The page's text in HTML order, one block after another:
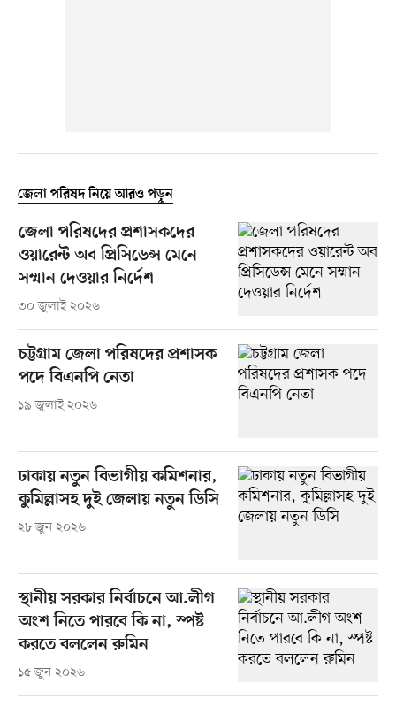
জেলা পরিষদ নিয়ে আরও পড়ুন
জেলা পরিষদের প্রশাসকদের
ওয়ারেন্ট অব প্রিসিডেন্স মেনে
সম্মান দেওয়ার নির্দেশ
৩০ জুলাই ২০২৬
চট্টগ্রাম জেলা পরিষদের প্রশাসক
পদে বিএনপি নেতা
১৯ জুলাই ২০২৬
ঢাকায় নতুন বিভাগীয় কমিশনার,
কুমিল্লাসহ দুই জেলায় নতুন ডিসি
২৮ জুন ২০২৬
স্থানীয় সরকার নির্বাচনে আ.লীগ
অংশ নিতে পারবে কি না, স্পষ্ট
করতে বললেন রুমিন
১৫ জুন ২০২৬